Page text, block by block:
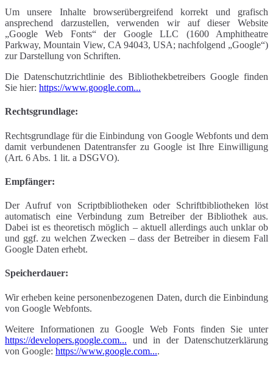
Um unsere Inhalte browserübergreifend korrekt und grafisch
ansprechend darzustellen, verwenden wir auf dieser Website
„Google Web Fonts“ der Google LLC (1600 Amphitheatre
Parkway, Mountain View, CA 94043, USA; nachfolgend „Google“)
zur Darstellung von Schriften.
Die Datenschutzrichtlinie des Bibliothekbetreibers Google finden
Sie hier: https://www.google.com...
Rechtsgrundlage:
Rechtsgrundlage für die Einbindung von Google Webfonts und dem
damit verbundenen Datentransfer zu Google ist Ihre Einwilligung
(Art. 6 Abs. 1 lit. a DSGVO).
Empfänger:
Der Aufruf von Scriptbibliotheken oder Schriftbibliotheken löst
automatisch eine Verbindung zum Betreiber der Bibliothek aus.
Dabei ist es theoretisch möglich – aktuell allerdings auch unklar ob
und ggf. zu welchen Zwecken – dass der Betreiber in diesem Fall
Google Daten erhebt.
Speicherdauer:
Wir erheben keine personenbezogenen Daten, durch die Einbindung
von Google Webfonts.
Weitere Informationen zu Google Web Fonts finden Sie unter
https://developers.google.com... und in der Datenschutzerklärung
von Google: https://www.google.com....